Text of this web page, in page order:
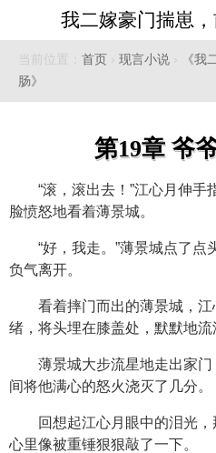
我二嫁豪门揣崽
当前位置： 首页 › 现言小说 ›
《我
肠》
第19章 爷
“滚，滚出去！”江心月伸
脸愤怒地看着薄景城。
“好，我走。”薄景城点了
负气离开。
看着摔门而出的薄景城，
绪，将头埋在膝盖处，默默地流
薄景城大步流星地走出家
间将他满心的怒火浇灭了几分。
回想起江心月眼中的泪光
心里像被重锤狠狠敲了一下。